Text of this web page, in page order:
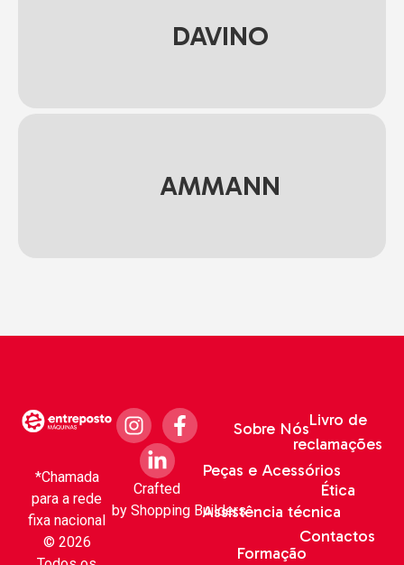
DAVINO
AMMANN
*Chamada
para a rede
fixa nacional
© 2026
Sobre Nós
Peças e Acessórios
Assistência técnica
Formação
Livro de
reclamações
Ética
Contactos
Crafted
by Shopping Builders